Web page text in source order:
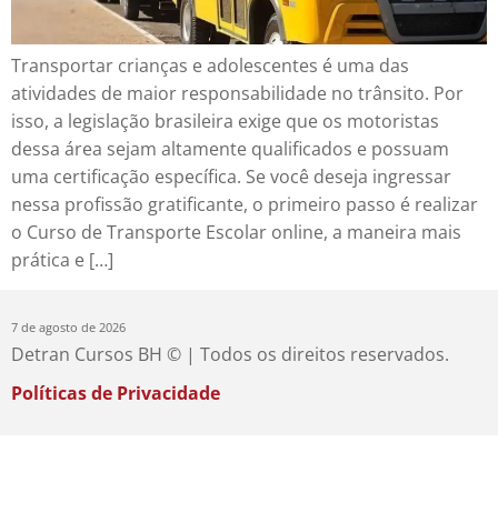
Transportar crianças e adolescentes é uma das
atividades de maior responsabilidade no trânsito. Por
isso, a legislação brasileira exige que os motoristas
dessa área sejam altamente qualificados e possuam
uma certificação específica. Se você deseja ingressar
nessa profissão gratificante, o primeiro passo é realizar
o Curso de Transporte Escolar online, a maneira mais
prática e […]
7 de agosto de 2026
Detran Cursos BH © | Todos os direitos reservados.
Políticas de Privacidade